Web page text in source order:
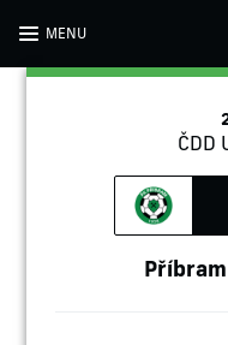
MENU
ČDD